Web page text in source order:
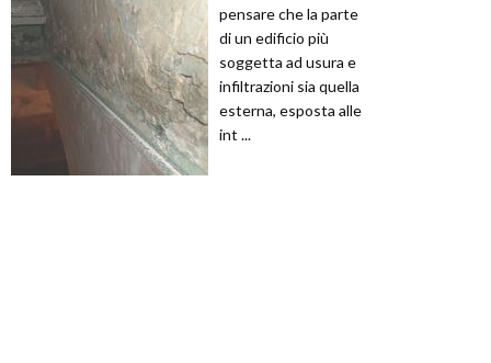
pensare che la parte
di un edificio più
soggetta ad usura e
infiltrazioni sia quella
esterna, esposta alle
int ...